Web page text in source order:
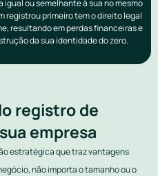
ou semelhante à sua no mesmo
registrou primeiro tem o direito legal
resultando em perdas financeiras e
da sua identidade do zero.
registro de
empresa
estratégica que traz vantagens
não importa o tamanho ou o